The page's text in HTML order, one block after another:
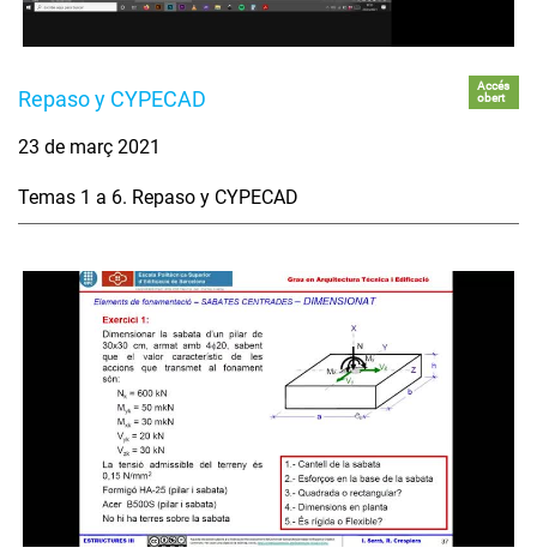
Repaso y CYPECAD
Accés
obert
23 de març 2021
Temas 1 a 6. Repaso y CYPECAD